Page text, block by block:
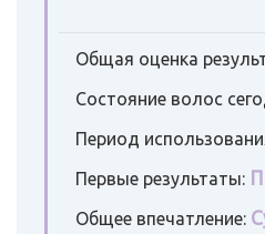
Общая оценка
Состояние волос
Период
Первые результаты:
Общее впечатление: